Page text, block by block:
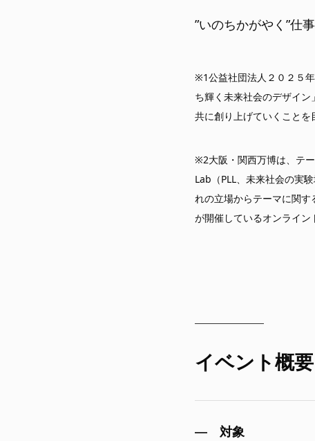
”いのちかがやく”仕
※1公益社団法人２０２５
ち輝く未来社会のデザイ
共に創り上げていくことを
※2大阪・関西万博は、テ
Lab（PLL、未来社会の実
れの立場からテーマに関
が開催しているオンライン
イベント概要
対象